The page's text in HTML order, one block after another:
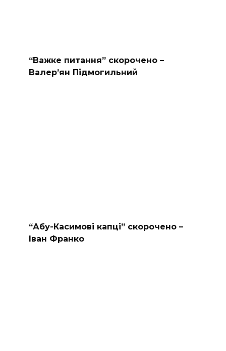
“Важке питання” скорочено –
Валер’ян Підмогильний
“Абу-Касимові капці” скорочено –
Іван Франко